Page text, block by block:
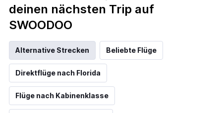
deinen nächsten Trip auf
SWOODOO
Alternative Strecken Beliebte Flüge
Direktflüge nach Florida
Flüge nach Kabinenklasse